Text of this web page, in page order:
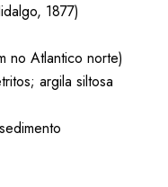
1877)
no Atlantico norte)
argila siltosa